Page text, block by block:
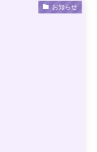
お知らせ